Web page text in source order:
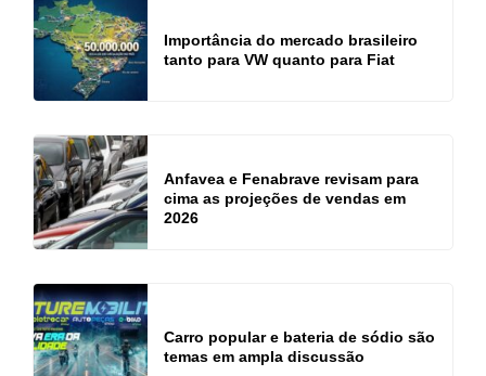
Importância do mercado brasileiro
tanto para VW quanto para Fiat
Anfavea e Fenabrave revisam para
cima as projeções de vendas em
2026
Carro popular e bateria de sódio são
temas em ampla discussão